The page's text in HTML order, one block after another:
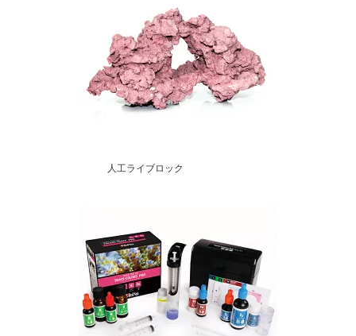
人工ライブロック